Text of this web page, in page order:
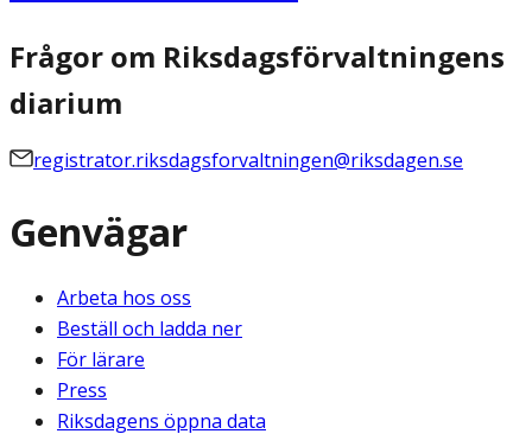
Frågor om Riksdagsförvaltningens
diarium
registrator.riksdagsforvaltningen@riksdagen.se
Genvägar
Arbeta hos oss
Beställ och ladda ner
För lärare
Press
Riksdagens öppna data